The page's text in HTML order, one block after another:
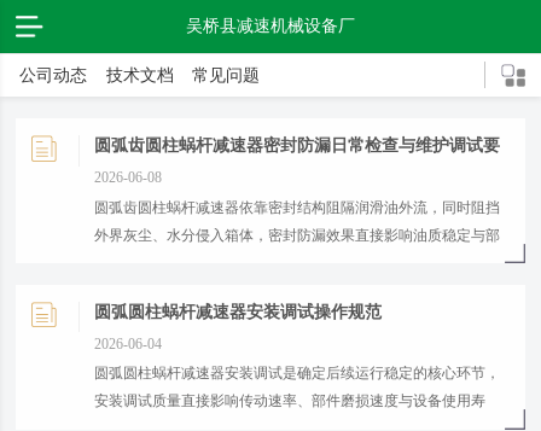
吴桥县减速机械设备厂
公司动态 技术文档 常见问题
圆弧齿圆柱蜗杆减速器密封防漏日常检查与维护调试要
求
2026-06-08
​圆弧齿圆柱蜗杆减速器依靠密封结构阻隔润滑油外流，同时阻挡
外界灰尘、水分侵入箱体，密封防漏效果直接影响油质稳定与部
圆弧圆柱蜗杆减速器安装调试操作规范
2026-06-04
​圆弧圆柱蜗杆减速器安装调试是确定后续运行稳定的核心环节，
安装调试质量直接影响传动速率、部件磨损速度与设备使用寿